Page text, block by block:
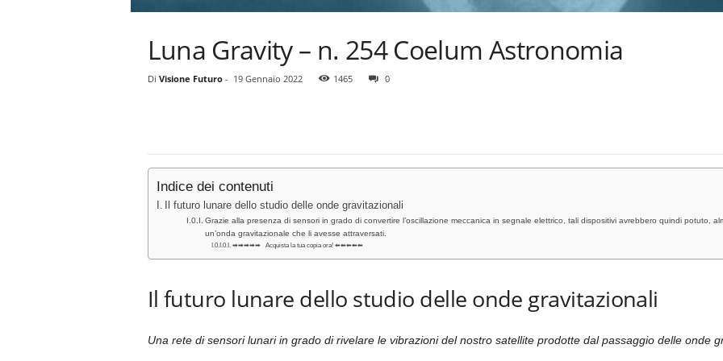
Luna Gravity – n. 254 Coelum Astronomia
Di Visione Futuro- 19 Gennaio 2022 1465 0
Indice dei contenuti
Il futuro lunare dello studio delle onde gravitazionali
Grazie alla presenza di sensori in grado di convertire l’oscillazione meccanica in segnale elettrico, tali dispositivi avrebbero quindi potuto,
un’onda gravitazionale che li avesse attraversati.
➡➡➡➡➡ Acquista la tua copia ora! ⬅⬅⬅⬅⬅
Il futuro lunare dello studio delle onde gravitazionali
Una rete di sensori lunari in grado di rivelare le vibrazioni del nostro satellite prodotte dal passaggio delle onde